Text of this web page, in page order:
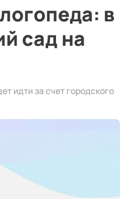
в
сад на
идти за счет городского